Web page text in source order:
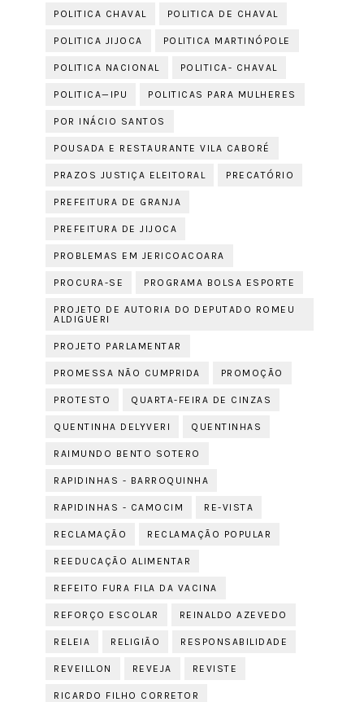
POLITICA CHAVAL POLITICA DE CHAVAL
POLITICA JIJOCA POLITICA MARTINÓPOLE
POLITICA NACIONAL POLITICA- CHAVAL
POLITICA—IPU POLITICAS PARA MULHERES
POR INÁCIO SANTOS
POUSADA E RESTAURANTE VILA CABORÉ
PRAZOS JUSTIÇA ELEITORAL PRECATÓRIO
PREFEITURA DE GRANJA
PREFEITURA DE JIJOCA
PROBLEMAS EM JERICOACOARA
PROCURA-SE PROGRAMA BOLSA ESPORTE
PROJETO DE AUTORIA DO DEPUTADO ROMEU
ALDIGUERI
PROJETO PARLAMENTAR
PROMESSA NÃO CUMPRIDA PROMOÇÃO
PROTESTO QUARTA-FEIRA DE CINZAS
QUENTINHA DELYVERI QUENTINHAS
RAIMUNDO BENTO SOTERO
RAPIDINHAS - BARROQUINHA
RAPIDINHAS - CAMOCIM RE-VISTA
RECLAMAÇÃO RECLAMAÇÃO POPULAR
REEDUCAÇÃO ALIMENTAR
REFEITO FURA FILA DA VACINA
REFORÇO ESCOLAR REINALDO AZEVEDO
RELEIA RELIGIÃO RESPONSABILIDADE
REVEILLON REVEJA REVISTE
RICARDO FILHO CORRETOR